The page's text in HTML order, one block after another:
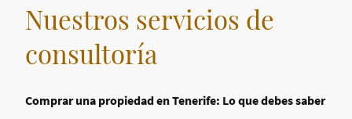
Nuestros servicios de
consultoría
Comprar una propiedad en Tenerife: Lo que debes saber